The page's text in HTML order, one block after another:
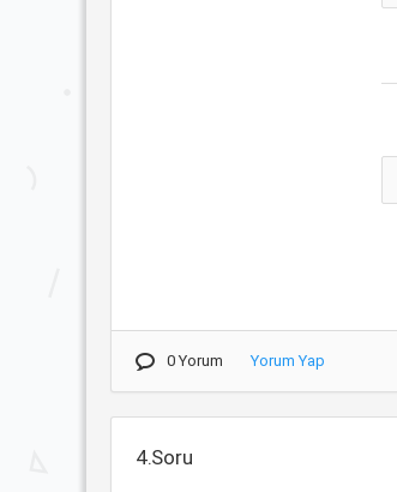
0 Yorum Yorum Yap
4.Soru